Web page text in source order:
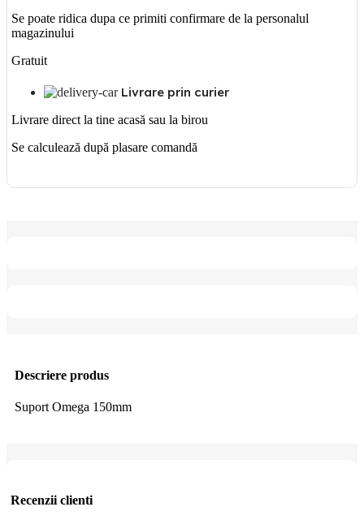
Se poate ridica dupa ce primiti confirmare de la personalul
magazinului
Gratuit
Livrare prin curier
Livrare direct la tine acasă sau la birou
Se calculează după plasare comandă
Descriere produs
Suport Omega 150mm
Recenzii clienti